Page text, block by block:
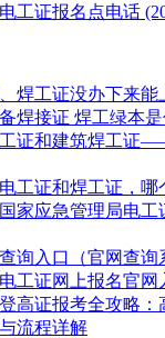
工证报名点电话
焊工证没办下来能
焊接证 焊工绿本
证和建筑焊工证
工证和焊工证，哪
家应急管理局电
询入口（官网查询
工证网上报名官网
高证报考全攻略
流程详解